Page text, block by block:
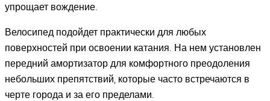
упрощает вождение.
Велосипед подойдет практически для любых
поверхностей при освоении катания. На нем установлен
передний амортизатор для комфортного преодоления
небольших препятствий, которые часто встречаются в
черте города и за его пределами.